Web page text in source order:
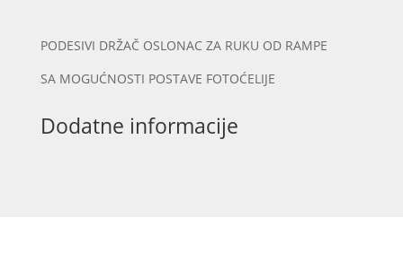
OD
FIX-
količina
PODESIVI DRŽAČ OSLONAC ZA RUKU OD RAMPE
SA MOGUĆNOSTI POSTAVE FOTOĆELIJE
Dodatne informacije